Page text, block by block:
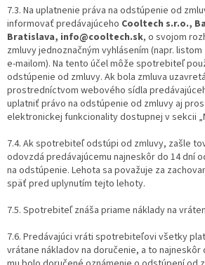
7.3. Na uplatnenie práva na odstúpenie od
informovať predávajúceho Cooltech s.r.o.,
Bratislava, info@cooltech.sk, o svojom
zmluvy jednoznačným vyhlásením (napr.
e-mailom). Na tento účel môže spotrebiteľ
odstúpenie od zmluvy. Ak bola zmluva
prostredníctvom webového sídla
uplatniť právo na odstúpenie od zmluvy aj
elektronickej funkcionality dostupnej v sekcii
7.4. Ak spotrebiteľ odstúpi od zmluvy, zašle
odovzdá predávajúcemu najneskôr do 14 dní
na odstúpenie. Lehota sa považuje za
späť pred uplynutím tejto lehoty.
7.5. Spotrebiteľ znáša priame náklady na
7.6. Predávajúci vráti spotrebiteľovi všetky
vrátane nákladov na doručenie, a to